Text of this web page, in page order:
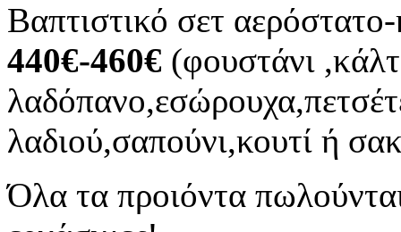
Βαπτιστικό σετ
440€-460€ (φουστάνι
λαδιού,σαπούνι,κουτί ή
Όλα τα προιόντα